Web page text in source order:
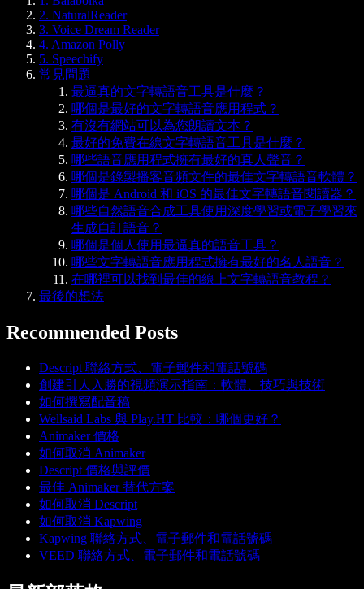
2. NaturalReader
3. Voice Dream Reader
4. Amazon Polly
5. Speechify
常見問題
最逼真的文字轉語音工具是什麼？
哪個是最好的文字轉語音應用程式？
有沒有網站可以為您朗讀文本？
最好的免費在線文字轉語音工具是什麼？
哪些語音應用程式擁有最好的真人聲音？
哪個是錄製播客音頻文件的最佳文字轉語音軟體？
哪個是 Android 和 iOS 的最佳文字轉語音閱讀器？
哪些自然語音合成工具使用深度學習或電子學習來
生成自訂語音？
哪個是個人使用最逼真的語音工具？
哪些文字轉語音應用程式擁有最好的名人語音？
在哪裡可以找到最佳的線上文字轉語音教程？
最後的想法
Recommended Posts
Descript 聯絡方式、電子郵件和電話號碼
創建引人入勝的視頻演示指南：軟體、技巧與技術
如何撰寫配音稿
Wellsaid Labs 與 Play.HT 比較：哪個更好？
Animaker 價格
如何取消 Animaker
Descript 價格與評價
最佳 Animaker 替代方案
如何取消 Descript
如何取消 Kapwing
Kapwing 聯絡方式、電子郵件和電話號碼
VEED 聯絡方式、電子郵件和電話號碼